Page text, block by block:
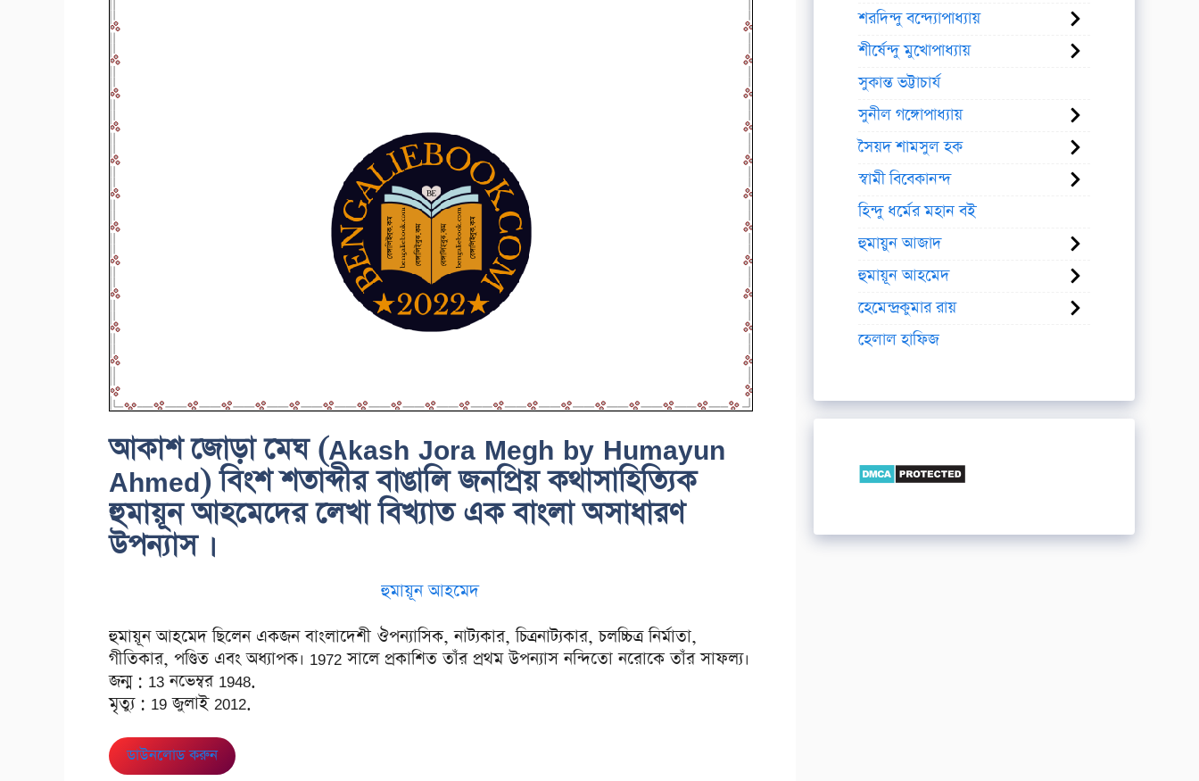
আকাশ জোড়া মেঘ (Akash Jora Megh by Humayun
Ahmed) বিংশ শতাব্দীর বাঙালি জনপ্রিয় কথাসাহিত্যিক
হুমায়ূন আহমেদের লেখা বিখ্যাত এক বাংলা অসাধারণ
উপন্যাস ।
হুমায়ূন আহমেদ
হুমায়ূন আহমেদ ছিলেন একজন বাংলাদেশী ঔপন্যাসিক, নাট্যকার, চিত্রনাট্যকার, চলচ্চিত্র নির্মাতা,
গীতিকার, পণ্ডিত এবং অধ্যাপক। 1972 সালে প্রকাশিত তাঁর প্রথম উপন্যাস নন্দিতো নরোকে তাঁর সাফল্য।
জন্ম : 13 নভেম্বর 1948.
মৃত্যু : 19 জুলাই 2012.
ডাউনলোড করুন
শরদিন্দু বন্দ্যোপাধ্যায়
শীর্ষেন্দু মুখোপাধ্যায়
সুকান্ত ভট্টাচার্য
সুনীল গঙ্গোপাধ্যায়
সৈয়দ শামসুল হক
স্বামী বিবেকানন্দ
হিন্দু ধর্মের মহান বই
হুমায়ুন আজাদ
হুমায়ূন আহমেদ
হেমেন্দ্রকুমার রায়
হেলাল হাফিজ